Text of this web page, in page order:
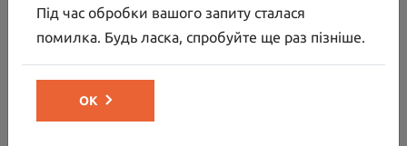
C5 Aircross
C3 Aircross
Під час обробки вашого запиту сталася
помилка. Будь ласка, спробуйте ще раз пізніше.
ОК